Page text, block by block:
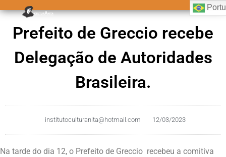
Prefeito de Greccio recebe
Delegação de Autoridades
Brasileira.
institutoculturanita@hotmail.com 12/03/2023
Na tarde do dia 12, o Prefeito de Greccio recebeu a comitiva